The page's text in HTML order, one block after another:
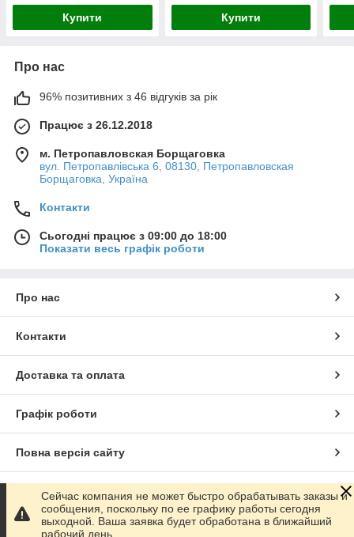
Купити Купити
Про нас
96% позитивних з 46 відгуків за рік
Працює з 26.12.2018
м. Петропавловская Борщаговка
вул. Петропавлівська 6, 08130, Петропавловская
Борщаговка, Україна
Контакти
Сьогодні працює з 09:00 до 18:00
Показати весь графік роботи
Про нас
Контакти
Доставка та оплата
Графік роботи
Повна версія сайту
Сайт створено на маркетплейсі Prom.ua
Політика конфіденційності
Сейчас компания не может быстро обрабатывать заказы и
сообщения, поскольку по ее графику работы сегодня
выходной. Ваша заявка будет обработана в ближайший
рабочий день.